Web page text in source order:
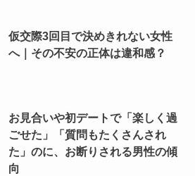
仮交際3回目で決めきれない女性
へ｜その不安の正体は違和感？
お見合いや初デートで「楽しく過
ごせた」「質問もたくさんされ
た」のに、お断りされる男性の傾
向